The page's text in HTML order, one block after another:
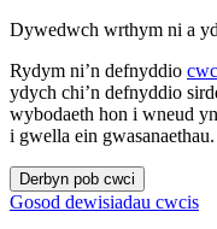
Dywedwch wrthym ni a
Rydym ni’n defnyddio
ydych chi’n defnyddio
wybodaeth hon i wneud
i gwella ein gwasanaethau.
Derbyn pob cwci
Gosod dewisiadau cwcis